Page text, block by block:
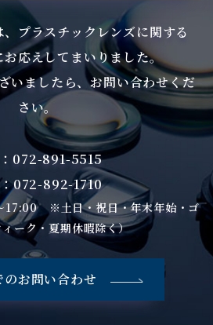
プラスチックレンズに関する
応えしてまいりました。
いましたら、お問い合わせくだ
さい。
072-891-5515
072-892-1710
17:00 ※土日・祝日・年末年始・ゴ
ーク・夏期休暇除く）
のお問い合わせ